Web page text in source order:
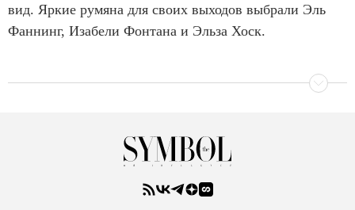
вид. Яркие румяна для своих выходов выбрали Эль
Фаннинг, Изабели Фонтана и Эльза Хоск.